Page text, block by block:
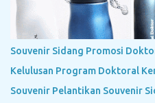
Souvenir Sidang Promosi
Kelulusan Program Doktoral
Souvenir Pelantikan Souvenir